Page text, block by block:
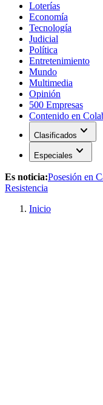
Loterías
Economía
Tecnología
Judicial
Política
Entretenimiento
Mundo
Multimedia
Opinión
500 Empresas
Contenido en
Clasificados expand_more
Especiales expand_more
Es noticia:Posesión en
Resistencia
Inicio